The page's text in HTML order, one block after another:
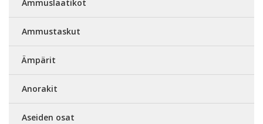
Ammuslaatikot
Ammustaskut
Ämpärit
Anorakit
Aseiden osat